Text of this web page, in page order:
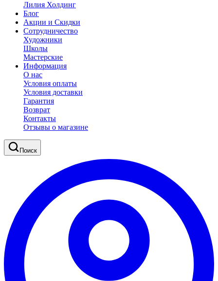
Лилия Холдинг
Блог
Акции и Скидки
Сотрудничество
Художники
Школы
Мастерские
Информация
О нас
Условия оплаты
Условия доставки
Гарантия
Возврат
Контакты
Отзывы о магазине
Поиск